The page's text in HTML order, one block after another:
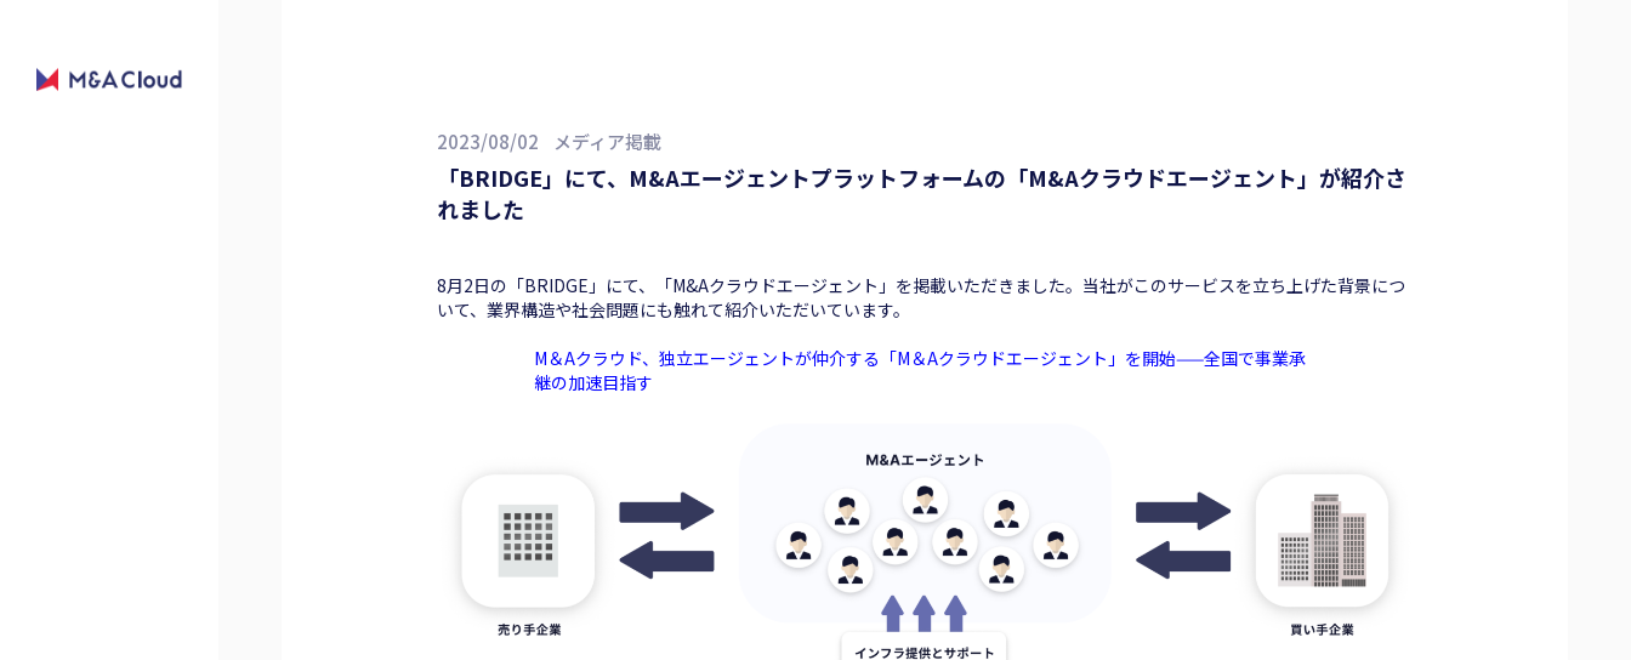
2023/08/02 メディア掲載
「BRIDGE」にて、M&Aエージェントプラットフォームの「M&Aクラウドエージェント」が紹介さ
れました
8月2日の「BRIDGE」にて、「M&Aクラウドエージェント」を掲載いただきました。当社がこのサービスを立ち上げた背景につ
いて、業界構造や社会問題にも触れて紹介いただいています。
M＆Aクラウド、独立エージェントが仲介する「M＆Aクラウドエージェント」を開始——全国で事業承
継の加速目指す